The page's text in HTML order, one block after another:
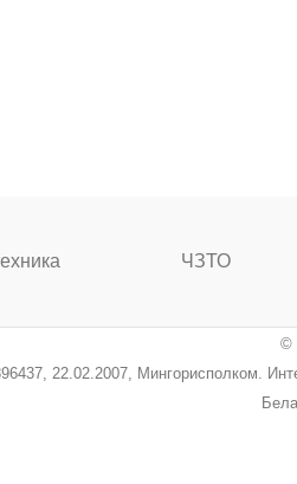
ЧЗТО
©
22.02.2007, Мингорисполком.